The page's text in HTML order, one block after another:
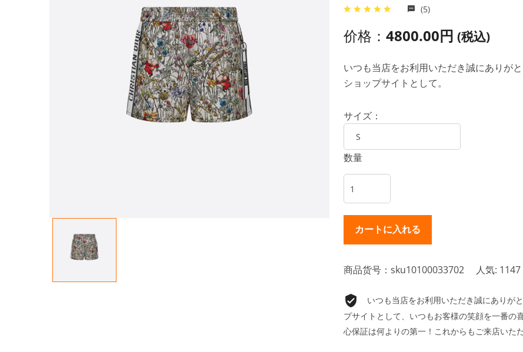
(5)
价格： 4800.00円 (税込)
いつも当店をお利用いただき誠にありが
ショップサイトとして。
サイズ：
数量
商品货号：sku10100033702 人気: 1147
いつも当店をお利用いただき誠にありが
プサイトとして、いつもお客様の笑顔を一番の
心保証は何よりの第一！これからもご来店いた